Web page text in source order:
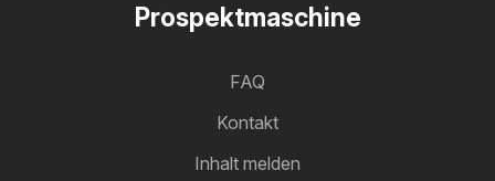
Prospektmaschine
FAQ
Kontakt
Inhalt melden